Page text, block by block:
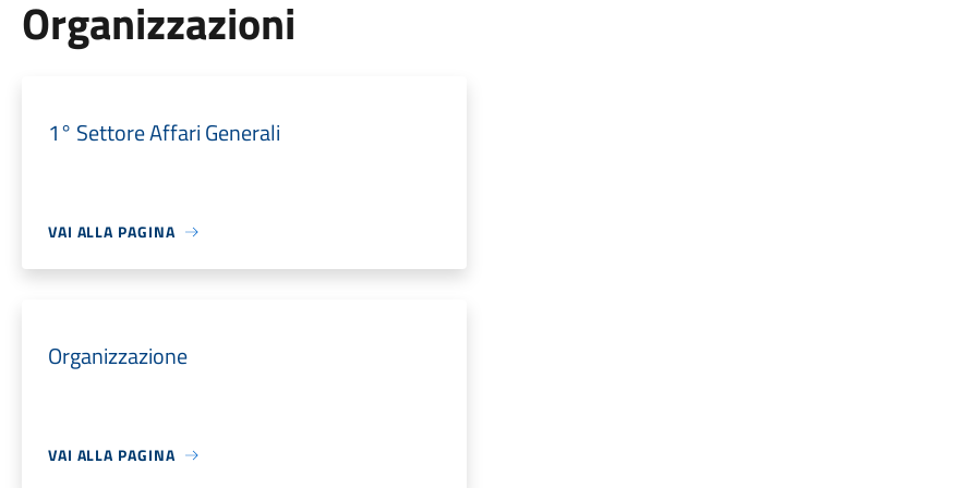
Organizzazioni
1° Settore Affari Generali
VAI ALLA PAGINA
Organizzazione
VAI ALLA PAGINA